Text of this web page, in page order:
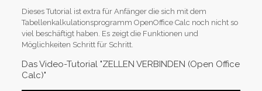
Dieses Tutorial ist extra für Anfänger die sich mit dem
Tabellenkalkulationsprogramm OpenOffice Calc noch nicht so
viel beschäftigt haben. Es zeigt die Funktionen und
Möglichkeiten Schritt für Schritt.
Das Video-Tutorial "ZELLEN VERBINDEN (Open Office
Calc)"